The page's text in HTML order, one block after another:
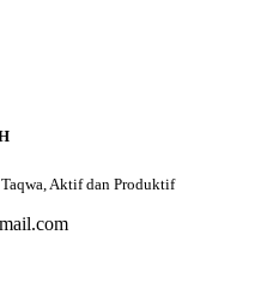
Aktif dan Produktif